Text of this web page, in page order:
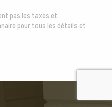
pas les taxes et
pour tous les détails et